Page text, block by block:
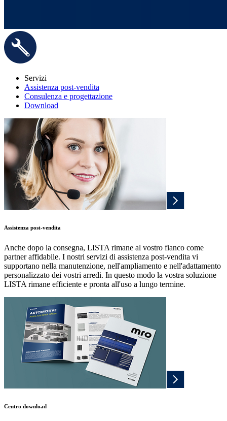
Servizi
Assistenza post-vendita
Consulenza e progettazione
Download
Assistenza post-vendita
Anche dopo la consegna, LISTA rimane al vostro fianco come
partner affidabile. I nostri servizi di assistenza post-vendita vi
supportano nella manutenzione, nell'ampliamento e nell'adattamento
personalizzato dei vostri arredi. In questo modo la vostra soluzione
LISTA rimane efficiente e pronta all'uso a lungo termine.
Centro download